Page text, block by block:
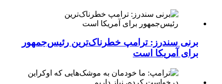
برنی سندرز: ترامپ خطرناک‌ترین رئیس‌جمهور
برای آمریکا است